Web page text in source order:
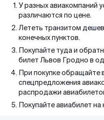
У разных авиакомпаний
различаются по цене.
Лететь транзитом
конечных пунктов.
Покупайте туда и
билет Львов Гродно в
При покупке обращайте
спецпредложения
распродажи
Покупайте авиабилет